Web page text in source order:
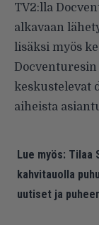
TV2:lla
alkavaan
lisäksi myös
keskustelevat
aiheista
Lue myös: Tilaa
kahvitauolla
uutiset ja